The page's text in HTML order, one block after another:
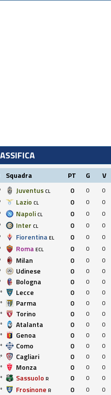
Squadra PT G V
Juventus CL 0 0 0
Lazio CL 0 0 0
Napoli CL 0 0 0
Inter CL 0 0 0
Fiorentina EL 0 0 0
Roma ECL 0 0 0
Milan 0 0 0
Udinese 0 0 0
Bologna 0 0 0
Lecce 0 0 0
Parma 0 0 0
Torino 0 0 0
Atalanta 0 0 0
Genoa 0 0 0
Como 0 0 0
Cagliari 0 0 0
Monza 0 0 0
Sassuolo R 0 0 0
Frosinone R 0 0 0